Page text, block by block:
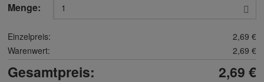
Menge:
Einzelpreis:
2,69 €
Warenwert:
2,69 €
Gesamtpreis: 2,69 €